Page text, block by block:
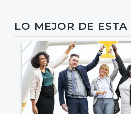
LO MEJOR DE